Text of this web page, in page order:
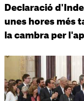
Declaració
unes hores més
la cambra per